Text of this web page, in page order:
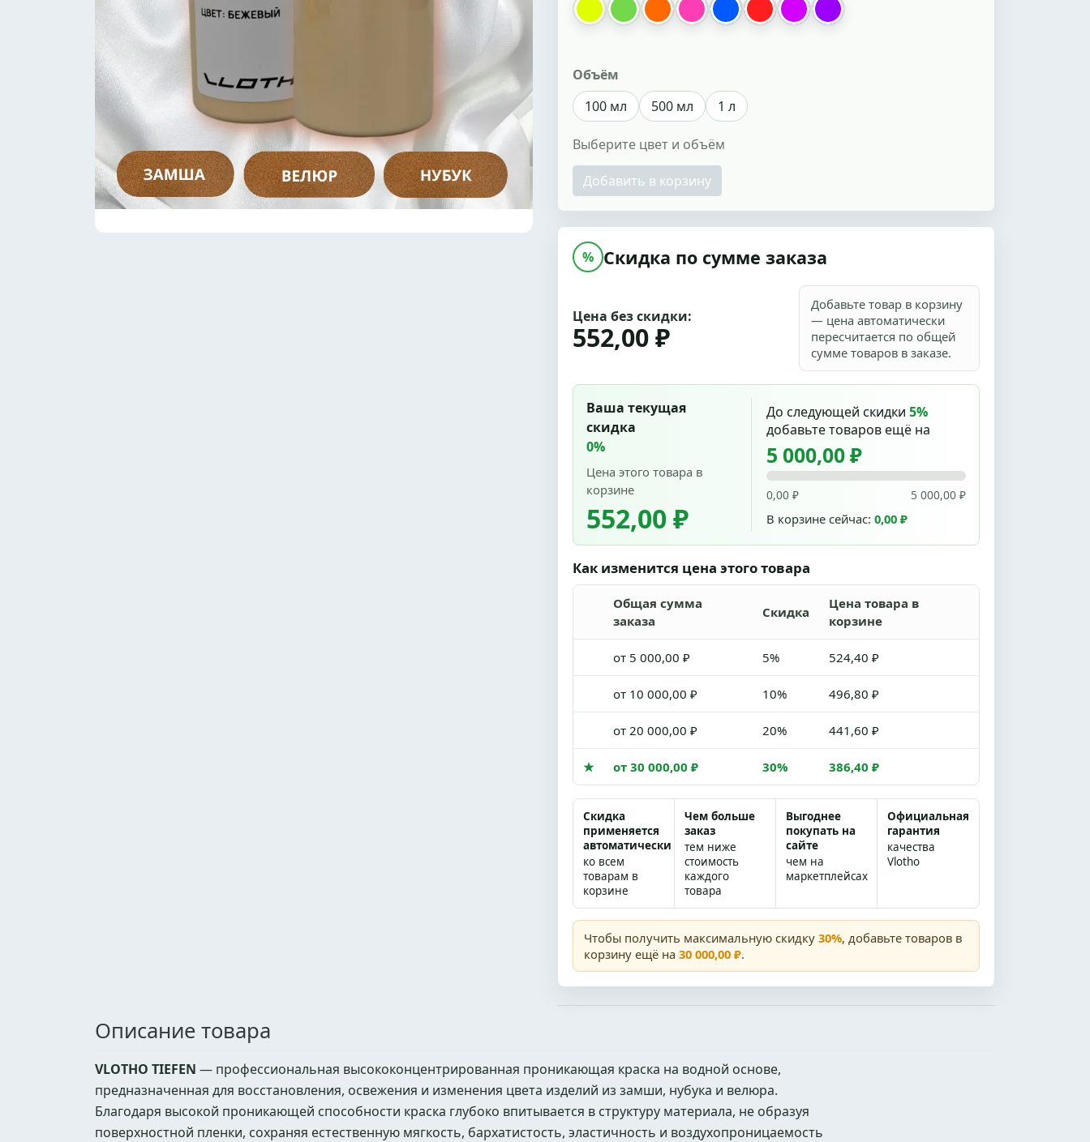
лимонный флуоресцентный
зеленый флуоресцентный
оранжевый флуоресцентный
розовый флуоресцентный
синий флуоресцентный
красный флуоресцентный
пурпурный флуоресцентный
фиолетовый флуоресцентный
Объём
100 мл
500 мл 1 л
Выберите цвет и объём
Добавить в корзину
% Скидка по сумме заказа
Цена без скидки:
552,00 ₽
Добавьте товар в корзину
— цена автоматически
пересчитается по общей
сумме товаров в заказе.
Ваша текущая
скидка
0%
Цена этого товара в
корзине
552,00 ₽
До следующей скидки 5%
добавьте товаров ещё на
5 000,00 ₽
0,00 ₽ 5 000,00 ₽
В корзине сейчас: 0,00 ₽
Как изменится цена этого товара
Общая сумма
заказа
Скидка
Цена товара в
корзине
от 5 000,00 ₽ 5% 524,40 ₽
от 10 000,00 ₽ 10% 496,80 ₽
от 20 000,00 ₽ 20% 441,60 ₽
★ от 30 000,00 ₽ 30% 386,40 ₽
Скидка
применяется
автоматически
ко всем
товарам в
корзине
Чем больше
заказ
тем ниже
стоимость
каждого
товара
Выгоднее
покупать на
сайте
чем на
маркетплейсах
Официальная
гарантия
качества
Vlotho
Чтобы получить максимальную скидку 30%, добавьте товаров в
корзину ещё на 30 000,00 ₽.
Описание товара
VLOTHO TIEFEN — профессиональная высококонцентрированная проникающая краска на водной основе,
предназначенная для восстановления, освежения и изменения цвета изделий из замши, нубука и велюра.
Благодаря высокой проникающей способности краска глубоко впитывается в структуру материала, не образуя
поверхностной пленки, сохраняя естественную мягкость, бархатистость, эластичность и воздухопроницаемость